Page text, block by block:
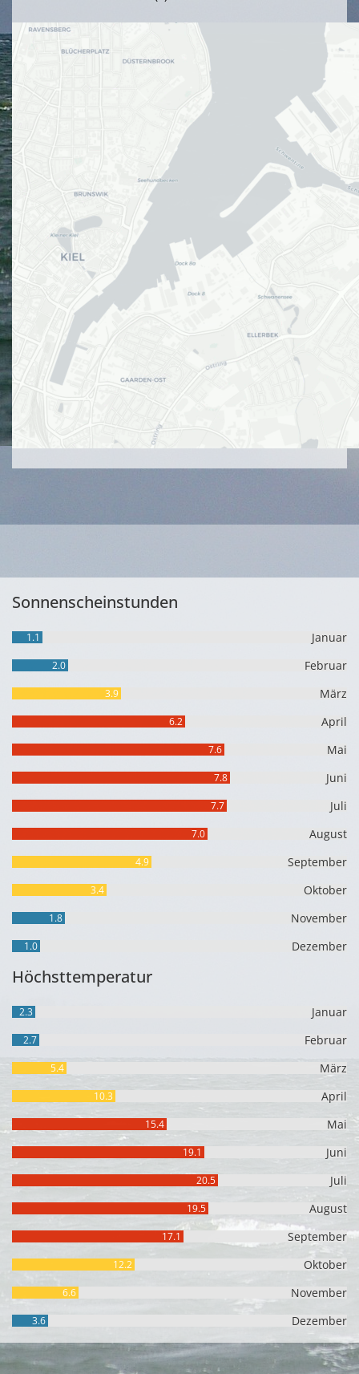
Sonnenscheinstunden
1.1 Januar
2.0 Februar
3.9 März
6.2 April
7.6 Mai
7.8 Juni
7.7 Juli
7.0 August
4.9 September
3.4 Oktober
1.8 November
1.0 Dezember
Höchsttemperatur
2.3 Januar
2.7 Februar
5.4 März
10.3 April
15.4 Mai
19.1 Juni
20.5 Juli
19.5 August
17.1 September
12.2 Oktober
6.6 November
3.6 Dezember